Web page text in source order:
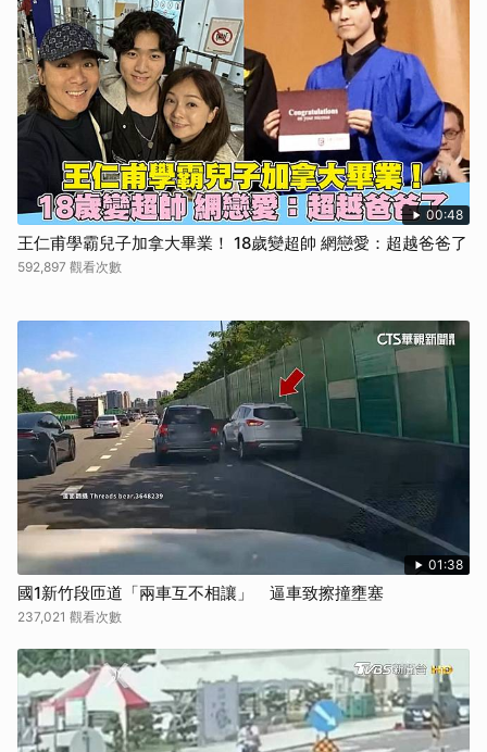
00:48
王仁甫學霸兒子加拿大畢業！ 18歲變超帥 網戀愛：超越爸爸了
592,897 觀看次數
01:38
國1新竹段匝道「兩車互不相讓」 逼車致擦撞壅塞
237,021 觀看次數